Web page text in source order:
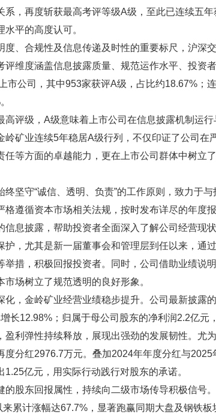
系，再度斩获最高考评等级A级，至此已连续五
平的高度认可。
度、合规性及信息传递及时性的重要标尺，沪深
评维度涵盖信息披露质量、规范运作水平、投资
市公司，其中953家获评A级，占比约18.67%；
高评级，A级意味着上市公司在信息披露机制运
岭矿业连续5年稳居A级行列，不仅印证了公司在
任等方面的卓越能力，更在上市公司群体中树立
终坚守“诚信、透明、负责”的工作原则，致力于
格遵循资本市场相关法规，按时发布详尽的年度
信息披露，帮助投资者全面深入了解公司经营现
护，尤其是新一届董事会和管理层到任以来，通
举措，积极回报投资者。同时，公司借助业绩说
场树立了规范透明的良好形象。
化，金岭矿业经营业绩稳步提升。公司最新披露
长12.98%；归属于母公司股东的净利润2.2亿元
盈利弹性持续释放，展现出强劲的发展韧性。尤
度分红2976.7万元。叠加2024年年度分红与
亿元，用实际行动践行对股东的承诺。
的股东回报属性，持续向二级市场传导积极信号
累计涨幅达67.7%，显著跑赢同期大盘及钢铁